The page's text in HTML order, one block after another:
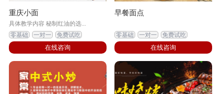
重庆小面
具体教学内容 秘制红油的选...
零基础
一对一 免费试吃
在线咨询
早餐面点
零基础 一对一 免费试吃
在线咨询